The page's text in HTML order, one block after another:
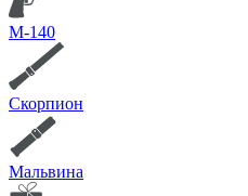
М-140
Скорпион
Мальвина